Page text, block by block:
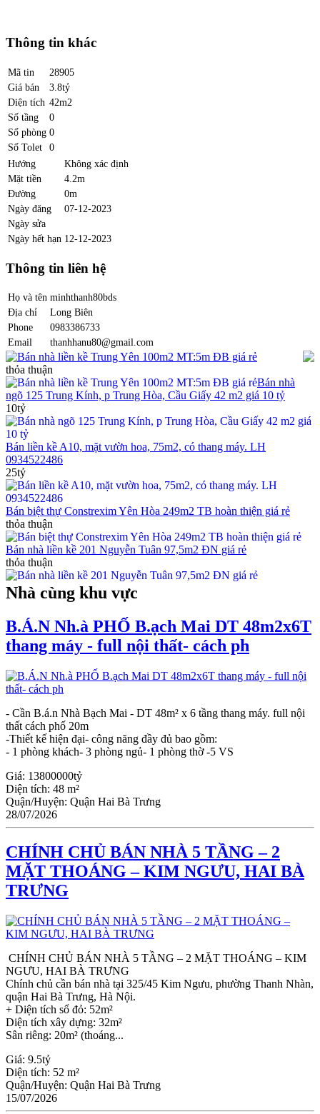
Thông tin khác
Mã tin
28905
Giá bán
3.8tỷ
Diện tích 42m2
Số tầng
0
Số phòng 0
Số Tolet
0
Hướng
Không xác định
Mặt tiền
4.2m
Đường
0m
Ngày đăng
07-12-2023
Ngày sửa
Ngày hết hạn 12-12-2023
Thông tin liên hệ
Họ và tên minhthanh80bds
Địa chỉ
Long Biên
Phone
0983386733
Email
thanhhanu80@gmail.com
Bán nhà liền kề Trung Yên 100m2 MT:5m ĐB giá rẻ
thỏa thuận
Bán nhà
ngõ 125 Trung Kính, p Trung Hòa, Cầu Giấy 42 m2 giá 10 tỷ
10tỷ
Bán liền kề A10, mặt vườn hoa, 75m2, có thang máy. LH
0934522486
25tỷ
Bán biệt thự Constrexim Yên Hòa 249m2 TB hoàn thiện giá rẻ
thỏa thuận
Bán nhà liền kề 201 Nguyễn Tuân 97,5m2 ĐN giá rẻ
thỏa thuận
Nhà cùng khu vực
B.Á.N Nh.à PHỐ B.ạch Mai DT 48m2x6T
thang máy - full nội thất- cách ph
- Cần B.á.n Nhà Bạch Mai - DT 48m² x 6 tầng thang máy. full nội
thất cách phố 20m
-Thiết kế hiện đại- công năng đầy đủ bao gồm:
- 1 phòng khách- 3 phòng ngủ- 1 phòng thờ -5 VS
Giá: 13800000tỷ
Diện tích: 48 m²
Quận/Huyện: Quận Hai Bà Trưng
28/07/2026
CHÍNH CHỦ BÁN NHÀ 5 TẦNG – 2
MẶT THOÁNG – KIM NGƯU, HAI BÀ
TRƯNG
CHÍNH CHỦ BÁN NHÀ 5 TẦNG – 2 MẶT THOÁNG – KIM
NGƯU, HAI BÀ TRƯNG
Chính chủ cần bán nhà tại 325/45 Kim Ngưu, phường Thanh Nhàn,
quận Hai Bà Trưng, Hà Nội.
+ Diện tích sổ đỏ: 52m²
Diện tích xây dựng: 32m²
Sân riêng: 20m² (thoáng...
Giá: 9.5tỷ
Diện tích: 52 m²
Quận/Huyện: Quận Hai Bà Trưng
15/07/2026